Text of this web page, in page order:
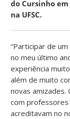
do Cursinho
na UFSC.
“Participar de
no meu último
experiência
além de muito
novas amizades.
com
acreditavam no